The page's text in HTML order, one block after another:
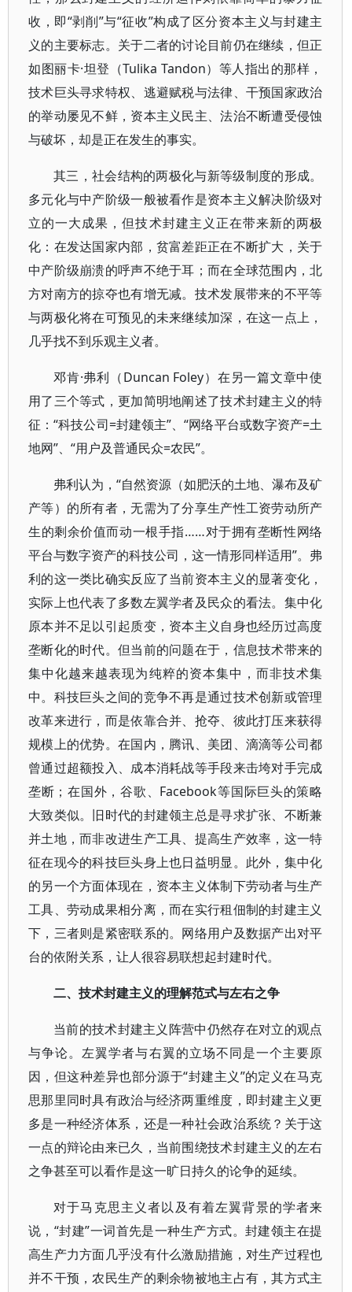
收，即“剥削”与“征收”构成了区分资本主义与封建主
义的主要标志。关于二者的讨论目前仍在继续，但正
如图丽卡·坦登（Tulika Tandon）等人指出的那样，
技术巨头寻求特权、逃避赋税与法律、干预国家政治
的举动屡见不鲜，资本主义民主、法治不断遭受侵蚀
与破坏，却是正在发生的事实。
其三，社会结构的两极化与新等级制度的形成。
多元化与中产阶级一般被看作是资本主义解决阶级对
立的一大成果，但技术封建主义正在带来新的两极
化：在发达国家内部，贫富差距正在不断扩大，关于
中产阶级崩溃的呼声不绝于耳；而在全球范围内，北
方对南方的掠夺也有增无减。技术发展带来的不平等
与两极化将在可预见的未来继续加深，在这一点上，
几乎找不到乐观主义者。
邓肯·弗利（Duncan Foley）在另一篇文章中使
用了三个等式，更加简明地阐述了技术封建主义的特
征：“科技公司=封建领主”、“网络平台或数字资产=土
地网”、“用户及普通民众=农民”。
弗利认为，“自然资源（如肥沃的土地、瀑布及矿
产等）的所有者，无需为了分享生产性工资劳动所产
生的剩余价值而动一根手指……对于拥有垄断性网络
平台与数字资产的科技公司，这一情形同样适用”。弗
利的这一类比确实反应了当前资本主义的显著变化，
实际上也代表了多数左翼学者及民众的看法。集中化
原本并不足以引起质变，资本主义自身也经历过高度
垄断化的时代。但当前的问题在于，信息技术带来的
集中化越来越表现为纯粹的资本集中，而非技术集
中。科技巨头之间的竞争不再是通过技术创新或管理
改革来进行，而是依靠合并、抢夺、彼此打压来获得
规模上的优势。在国内，腾讯、美团、滴滴等公司都
曾通过超额投入、成本消耗战等手段来击垮对手完成
垄断；在国外，谷歌、Facebook等国际巨头的策略
大致类似。旧时代的封建领主总是寻求扩张、不断兼
并土地，而非改进生产工具、提高生产效率，这一特
征在现今的科技巨头身上也日益明显。此外，集中化
的另一个方面体现在，资本主义体制下劳动者与生产
工具、劳动成果相分离，而在实行租佃制的封建主义
下，三者则是紧密联系的。网络用户及数据产出对平
台的依附关系，让人很容易联想起封建时代。
二、技术封建主义的理解范式与左右之争
当前的技术封建主义阵营中仍然存在对立的观点
与争论。左翼学者与右翼的立场不同是一个主要原
因，但这种差异也部分源于“封建主义”的定义在马克
思那里同时具有政治与经济两重维度，即封建主义更
多是一种经济体系，还是一种社会政治系统？关于这
一点的辩论由来已久，当前围绕技术封建主义的左右
之争甚至可以看作是这一旷日持久的论争的延续。
对于马克思主义者以及有着左翼背景的学者来
说，“封建”一词首先是一种生产方式。封建领主在提
高生产力方面几乎没有什么激励措施，对生产过程也
并不干预，农民生产的剩余物被地主占有，其方式主